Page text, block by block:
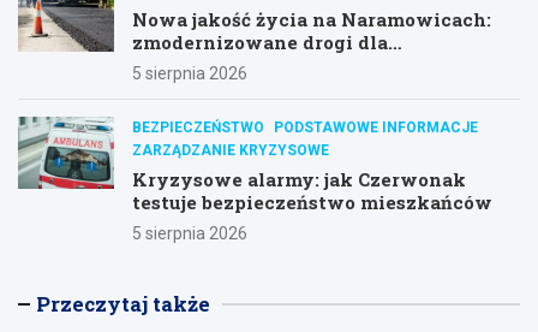
Nowa jakość życia na Naramowicach:
zmodernizowane drogi dla
mieszkańców
5 sierpnia 2026
BEZPIECZEŃSTWO
PODSTAWOWE INFORMACJE
ZARZĄDZANIE KRYZYSOWE
Kryzysowe alarmy: jak Czerwonak
testuje bezpieczeństwo mieszkańców
5 sierpnia 2026
Przeczytaj także